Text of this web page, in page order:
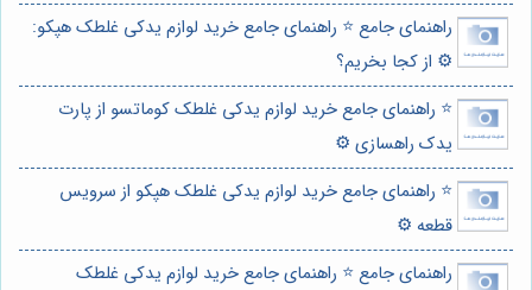
راهنمای جامع ⭐️ راهنمای جامع خرید لوازم یدکی غلطک هپکو:
⚙️ از کجا بخریم؟
⭐️ راهنمای جامع خرید لوازم یدکی غلطک کوماتسو از پارت
یدک راهسازی ⚙️
⭐️ راهنمای جامع خرید لوازم یدکی غلطک هپکو از سرویس
قطعه ⚙️
راهنمای جامع ⭐️ راهنمای جامع خرید لوازم یدکی غلطک